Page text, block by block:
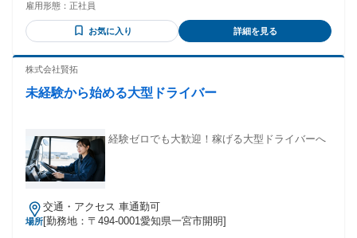
い方 ・未経験から手に職をつけたい方 ・運転が好きな方、ト
ラックに興味がある方 ・安定企業で長く働きたい方 ・家族と
の時間やプライベートも大切にしたい方 ・一人で自分のペー
許からのスタートも応援します。 現在は30代・40代・50代の
在籍しており、安心してスタートできる環境です。
雇用形態： 正社員
お気に入り 詳細を見る
株式会社賢拓
未経験から始める大型ドライバー
経験ゼロでも大歓迎！稼げる大型ドライバーへ
場所
交通・アクセス 車通勤可
[勤務地：〒494-0001愛知県一宮市開明]